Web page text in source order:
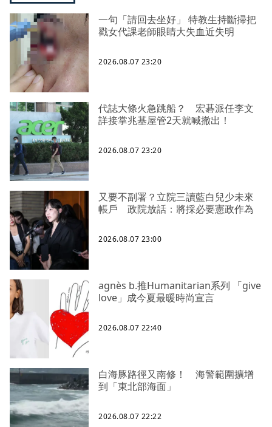
一句「請回去坐好」 特教生持斷掃把
戳女代課老師眼睛大失血近失明
2026.08.07 23:20
代誌大條火急跳船？ 宏碁派任李文
詳接掌兆基屋管2天就喊撤出！
2026.08.07 23:20
又要不副署？立院三讀藍白兒少未來
帳戶 政院放話：將採必要憲政作為
2026.08.07 23:00
agnès b.推Humanitarian系列 「give
love」成今夏最暖時尚宣言
2026.08.07 22:40
白海豚路徑又南修！ 海警範圍擴增
到「東北部海面」
2026.08.07 22:22